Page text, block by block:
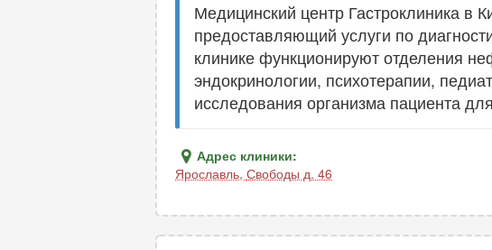
Медицинский центр Гастроклиника в
предоставляющий услуги по
клинике функционируют отделения
эндокринологии, психотерапии,
исследования организма пациента
Адрес клиники:
Ярославль, Свободы д. 46